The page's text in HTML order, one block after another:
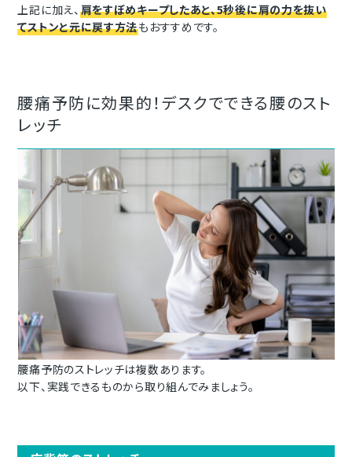
上記に加え、 肩をすぼめキープしたあと、5秒後に肩の力を抜い
てストンと元に戻す方法もおすすめです。
腰痛予防に効果的！デスクでできる腰のスト
レッチ
腰痛予防のストレッチは複数あります。
以下、実践できるものから取り組んでみましょう。